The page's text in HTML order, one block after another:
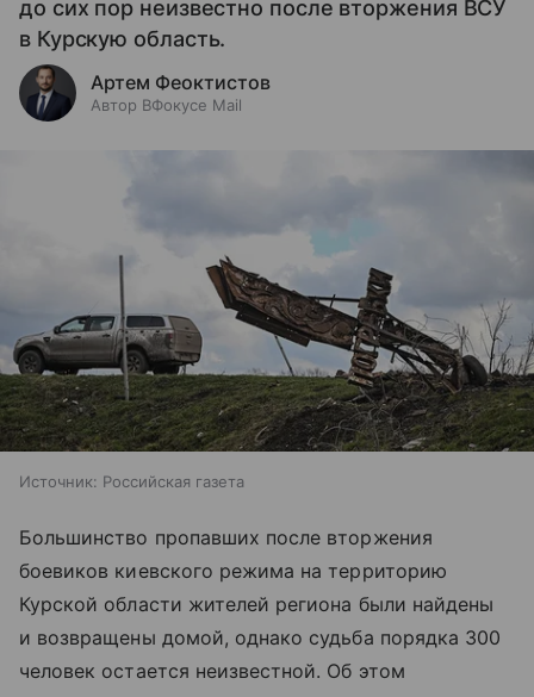
до сих пор неизвестно после вторжения ВСУ
в Курскую область.
Артем Феоктистов
Автор ВФокусе Mail
Источник: Российская газета
Большинство пропавших после вторжения
боевиков киевского режима на территорию
Курской области жителей региона были найдены
и возвращены домой, однако судьба порядка 300
человек остается неизвестной. Об этом